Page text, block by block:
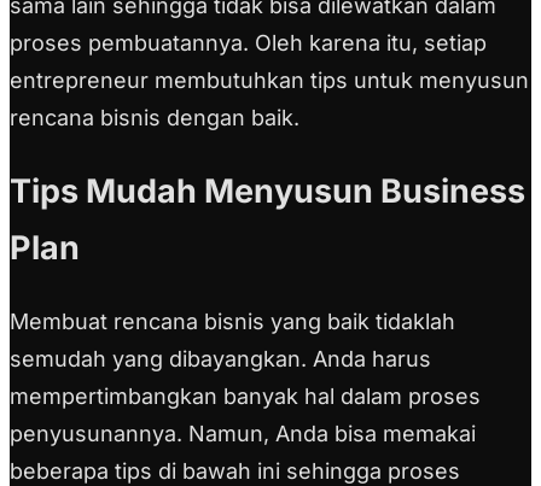
proses pembuatannya. Oleh karena itu, setiap
entrepreneur membutuhkan tips untuk menyusun
rencana bisnis dengan baik.
Tips Mudah Menyusun Business
Plan
Membuat rencana bisnis yang baik tidaklah
semudah yang dibayangkan. Anda harus
mempertimbangkan banyak hal dalam proses
penyusunannya. Namun, Anda bisa memakai
beberapa tips di bawah ini sehingga proses